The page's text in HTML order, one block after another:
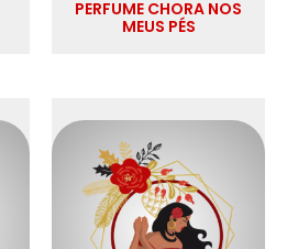
PERFUME CHORA NOS
MEUS PÉS